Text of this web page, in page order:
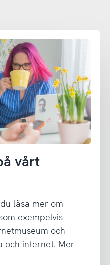
vårt
läsa mer om
exempelvis
och
och internet. Mer